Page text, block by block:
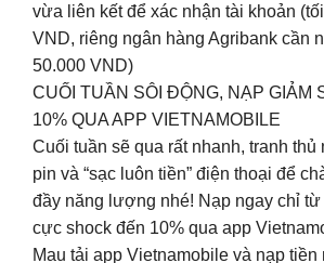
vừa liên kết để xác nhận tài khoản
VND, riêng ngân hàng Agribank cần
50.000 VND)
CUỐI TUẦN SÔI ĐỘNG, NẠP GIẢM
10% QUA APP VIETNAMOBILE
Cuối tuần sẽ qua rất nhanh, tranh
pin và “sạc luôn tiền” điện thoại để
đầy năng lượng nhé! Nạp ngay chỉ
cực shock đến 10% qua app
Mau tải app Vietnamobile và nạp